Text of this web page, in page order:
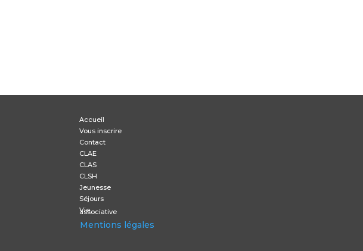
Accueil
Vous inscrire
Contact
CLAE
CLAS
CLSH
Jeunesse
Séjours
Vie
associative
Mentions légales